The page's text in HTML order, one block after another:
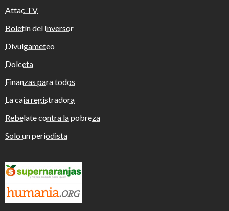
Attac TV
Boletín del Inversor
Divulgameteo
Dolceta
Finanzas para todos
La caja registradora
Rebelate contra la pobreza
Solo un periodista